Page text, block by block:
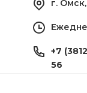
г.
+7
56